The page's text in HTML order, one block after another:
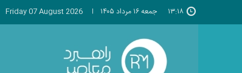
۱۳:۱۸ جمعه ۱۶ مرداد ۱۴۰۵ Friday 07 August 2026